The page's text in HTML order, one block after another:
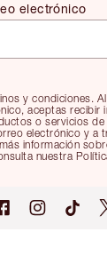
y condiciones.
aceptas recibir
o servicios de
electrónico y a
información
nuestra
electrónico